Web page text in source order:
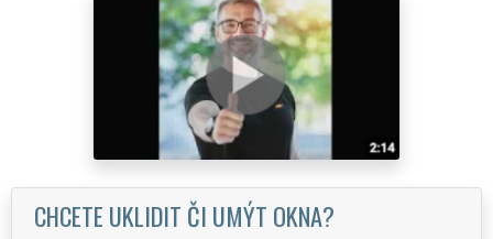
CHCETE UKLIDIT ČI UMÝT OKNA?